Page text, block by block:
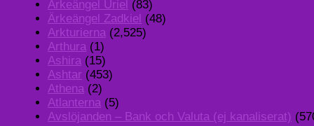
Ärkeängel Uriel (83)
Ärkeängel Zadkiel (48)
Arkturierna (2,525)
Arthura (1)
Ashira (15)
Ashtar (453)
Athena (2)
Atlanterna (5)
Avslöjanden – Bank och Valuta (ej kanaliserat)